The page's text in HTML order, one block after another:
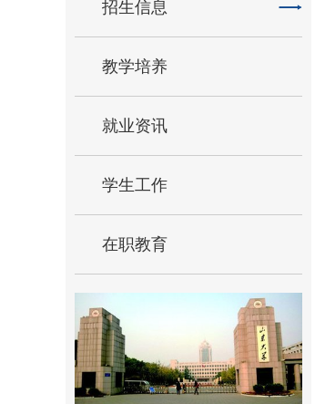
招生信息
教学培养
就业资讯
学生工作
在职教育